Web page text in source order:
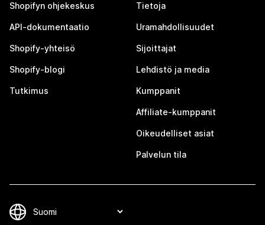
Shopifyn ohjekeskus
API-dokumentaatio
Shopify-yhteisö
Shopify-blogi
Tutkimus
Tietoja
Uramahdollisuudet
Sijoittajat
Lehdistö ja media
Kumppanit
Affiliate-kumppanit
Oikeudelliset asiat
Palvelun tila